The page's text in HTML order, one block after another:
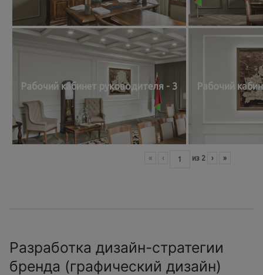
Рабочий кабинет руководителя - 3 Рабочий
« ‹ из 2 › »
Разработка дизайн-стратегии
бренда (графический дизайн)